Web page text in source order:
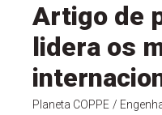
Artigo de
lidera os
Planeta COPPE /